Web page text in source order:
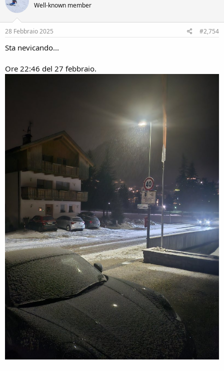
Well-known member
28 Febbraio 2025 #2,754
Sta nevicando...
Ore 22:46 del 27 febbraio.